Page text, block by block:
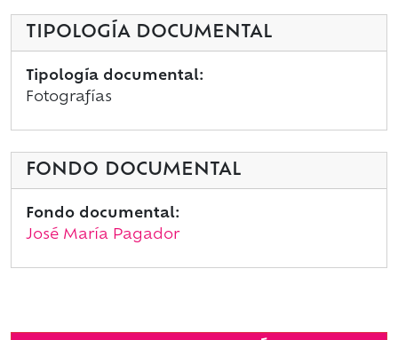
TIPOLOGÍA DOCUMENTAL
Tipología documental:
Fotografías
FONDO DOCUMENTAL
Fondo documental:
José María Pagador